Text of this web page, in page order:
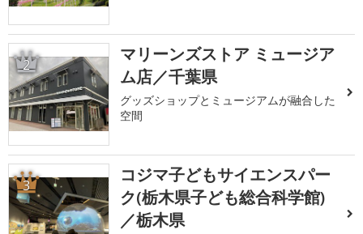
2
マリーンズストア ミュージア
ム店／千葉県
グッズショップとミュージアムが融合した
空間
3
コジマ子どもサイエンスパー
ク(栃木県子ども総合科学館)
／栃木県